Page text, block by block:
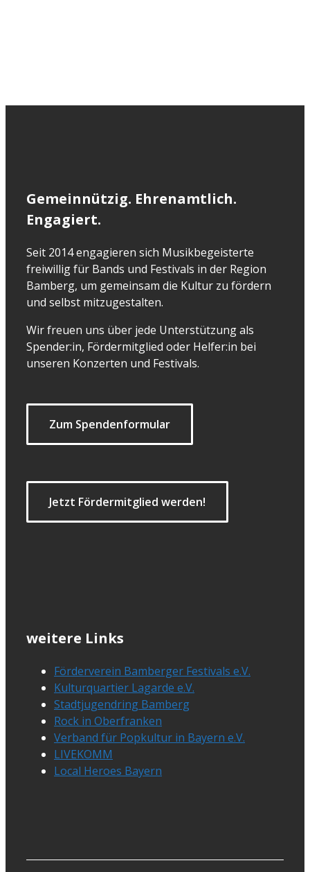
Gemeinnützig. Ehrenamtlich.
Engagiert.
Seit 2014 engagieren sich Musikbegeisterte
freiwillig für Bands und Festivals in der Region
Bamberg, um gemeinsam die Kultur zu fördern
und selbst mitzugestalten.
Wir freuen uns über jede Unterstützung als
Spender:in, Fördermitglied oder Helfer:in bei
unseren Konzerten und Festivals.
Zum Spendenformular
Jetzt Fördermitglied werden!
weitere Links
Förderverein Bamberger Festivals e.V.
Kulturquartier Lagarde e.V.
Stadtjugendring Bamberg
Rock in Oberfranken
Verband für Popkultur in Bayern e.V.
LIVEKOMM
Local Heroes Bayern